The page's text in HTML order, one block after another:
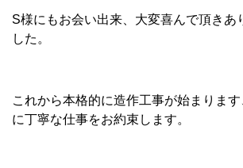
S様にもお会い出来、大変喜んで頂きあ
した。
これから本格的に造作工事が始まりま
に丁寧な仕事をお約束します。